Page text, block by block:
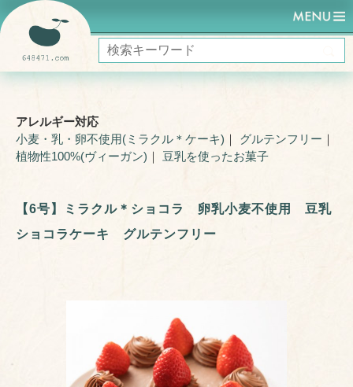
HOME
ミラクルケーキ (ヴィーガン)
【6号】ミラクル＊ショコラ 卵乳小麦不使用 豆乳ショコラケーキ グルテ
ンフリー
アレルギー対応
小麦・乳・卵不使用(ミラクル＊ケーキ) ｜ グルテンフリー ｜
植物性100%(ヴィーガン) ｜ 豆乳を使ったお菓子
【6号】ミラクル＊ショコラ 卵乳小麦不使用 豆乳
ショコラケーキ グルテンフリー